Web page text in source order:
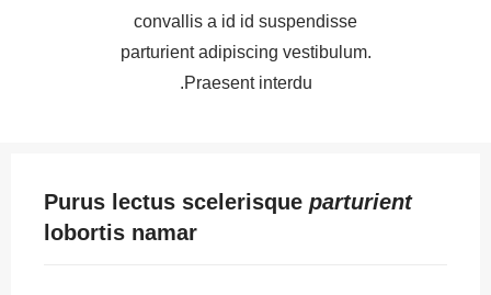
convallis a id id suspendisse
parturient adipiscing vestibulum.
Praesent interdu.
Purus lectus scelerisque parturient
lobortis namar